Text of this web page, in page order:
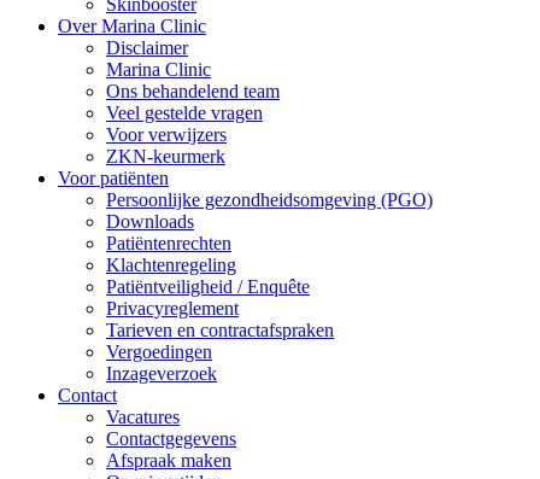
Skinbooster
Over Marina Clinic
Disclaimer
Marina Clinic
Ons behandelend team
Veel gestelde vragen
Voor verwijzers
ZKN-keurmerk
Voor patiënten
Persoonlijke gezondheidsomgeving (PGO)
Downloads
Patiëntenrechten
Klachtenregeling
Patiëntveiligheid / Enquête
Privacyreglement
Tarieven en contractafspraken
Vergoedingen
Inzageverzoek
Contact
Vacatures
Contactgegevens
Afspraak maken